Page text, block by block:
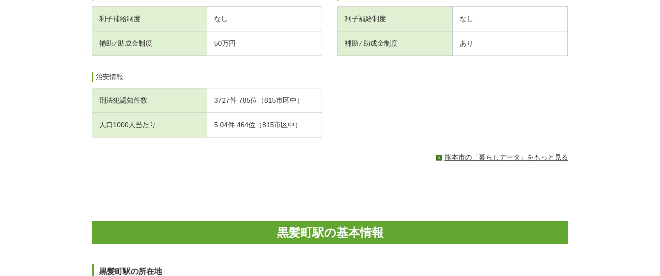
利子補給制度 なし
補助 ⁄ 助成金制度 50万円
利子補給制度 なし
補助 ⁄ 助成金制度 あり
治安情報
刑法犯認知件数 3727件 785位（815市区中）
人口1000人当たり 5.04件 464位（815市区中）
熊本市の「暮らしデータ」をもっと見る
黒髪町駅の基本情報
黒髪町駅の所在地